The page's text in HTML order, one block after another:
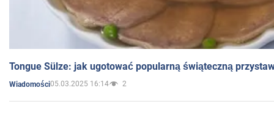
Tongue Sülze: jak ugotować popularną świąteczną
Wiadomości05.03.2025 16:14 2